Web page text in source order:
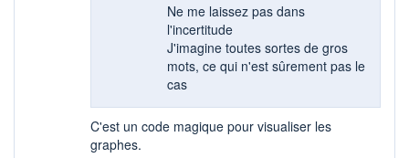
Ne me laissez pas dans
l'incertitude
J'imagine toutes sortes de gros
mots, ce qui n'est sûrement pas le
cas
C'est un code magique pour visualiser les
graphes.